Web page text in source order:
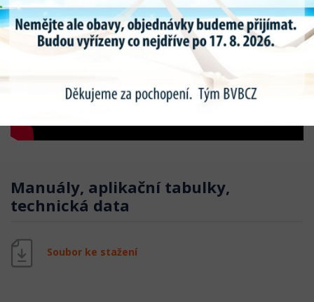
Manuály, aplikační tabulky,
technická data
Soubor ke stažení